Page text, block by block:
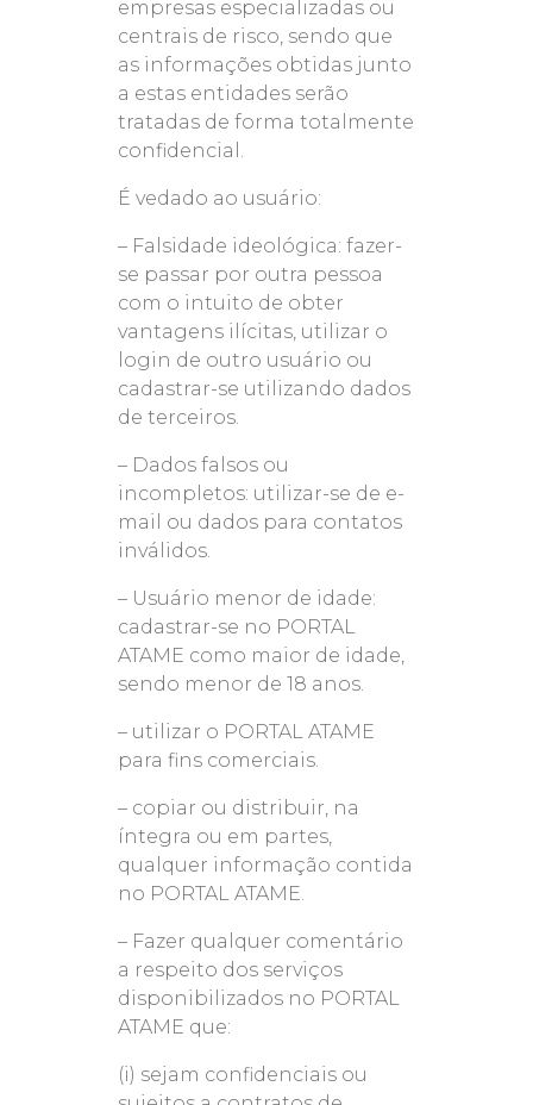
empresas especializadas ou
centrais de risco, sendo que
as informações obtidas junto
a estas entidades serão
tratadas de forma totalmente
confidencial.
É vedado ao usuário:
– Falsidade ideológica: fazer-
se passar por outra pessoa
com o intuito de obter
vantagens ilícitas, utilizar o
login de outro usuário ou
cadastrar-se utilizando dados
de terceiros.
– Dados falsos ou
incompletos: utilizar-se de e-
mail ou dados para contatos
inválidos.
– Usuário menor de idade:
cadastrar-se no PORTAL
ATAME como maior de idade,
sendo menor de 18 anos.
– utilizar o PORTAL ATAME
para fins comerciais.
– copiar ou distribuir, na
íntegra ou em partes,
qualquer informação contida
no PORTAL ATAME.
– Fazer qualquer comentário
a respeito dos serviços
disponibilizados no PORTAL
ATAME que:
(i) sejam confidenciais ou